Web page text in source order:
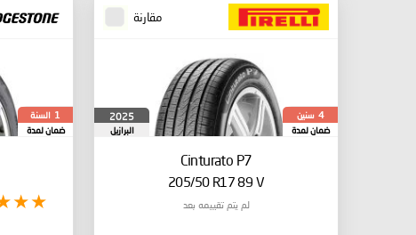
مقارنة
4 سنين
ضمان لمدة
2025
البرازيل
Cinturato P7
205/50 R17 89 V
لم يتم تقييمه بعد
1 السنة
ضمان لمدة